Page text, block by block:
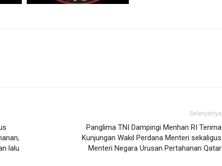
lalu
Selanjutnya
Panglima TNI Dampingi Menhan RI Terima
Kunjungan Wakil Perdana Menteri sekaligus
Menteri Negara Urusan Pertahanan Qatar